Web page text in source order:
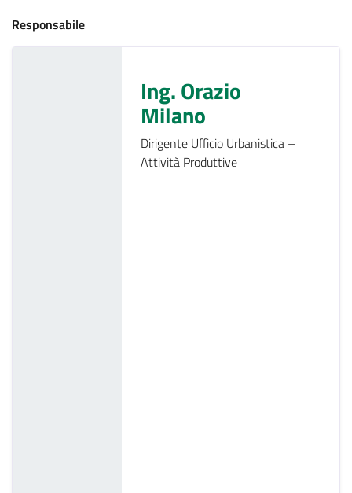
Responsabile
Ing. Orazio
Milano
Dirigente Ufficio Urbanistica –
Attività Produttive